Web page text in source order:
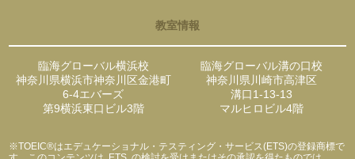
教室情報
臨海グローバル横浜校
神奈川県横浜市神奈川区金港町
6-4エバーズ
第9横浜東口ビル3階
臨海グローバル溝の口校
神奈川県川崎市高津区
溝口1-13-13
マルヒロビル4階
※TOEIC®はエデュケーショナル・テスティング・サービス(ETS)の登録商標で